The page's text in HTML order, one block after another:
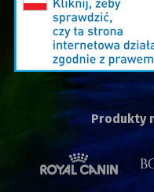
Produkty